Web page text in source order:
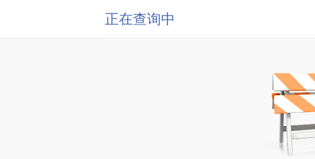
正在查询中